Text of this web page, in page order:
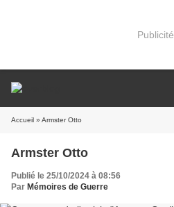
Publicité
Accueil » Armster Otto
Armster Otto
Publié le 25/10/2024 à 08:56
Par Mémoires de Guerre